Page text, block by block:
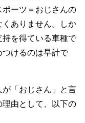
ーツ＝おじさんの
ありません。しか
持を得ている車種で
けるのは早計で
「おじさん」と言
由として、以下の